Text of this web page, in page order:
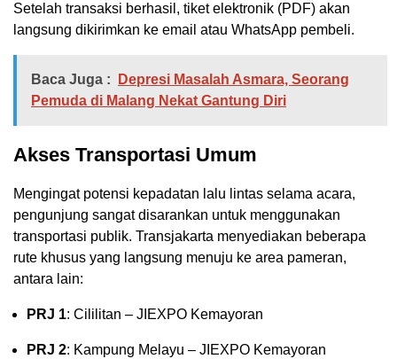
Setelah transaksi berhasil, tiket elektronik (PDF) akan
langsung dikirimkan ke email atau WhatsApp pembeli.
Baca Juga :
Depresi Masalah Asmara, Seorang
Pemuda di Malang Nekat Gantung Diri
Akses Transportasi Umum
Mengingat potensi kepadatan lalu lintas selama acara,
pengunjung sangat disarankan untuk menggunakan
transportasi publik. Transjakarta menyediakan beberapa
rute khusus yang langsung menuju ke area pameran,
antara lain:
PRJ 1: Cililitan – JIEXPO Kemayoran
PRJ 2: Kampung Melayu – JIEXPO Kemayoran